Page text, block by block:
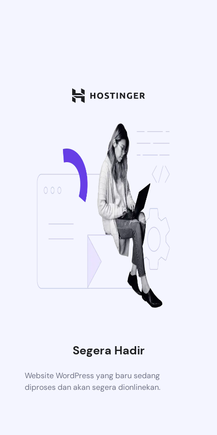
Segera Hadir
Website WordPress yang baru sedang
diproses dan akan segera dionlinekan.